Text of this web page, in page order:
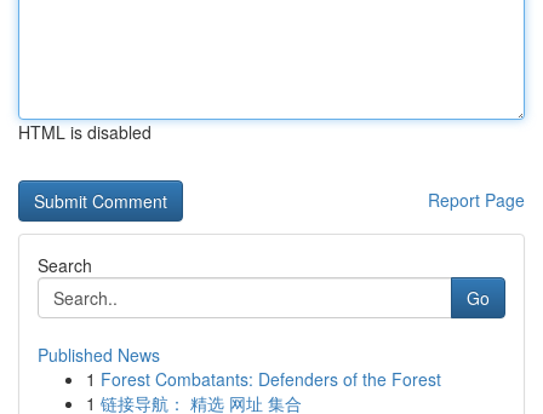
HTML is disabled
Report Page
Search
Go
Published News
1 Forest Combatants: Defenders of the Forest
1 链接导航： 精选 网址 集合